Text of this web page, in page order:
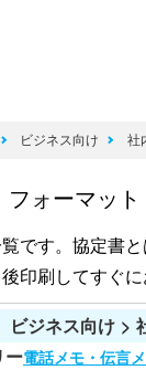
ビジネス向け 社
ォーマット
です。協定書
印刷してすぐに
ビジネス向け >
ー電話メモ・伝言